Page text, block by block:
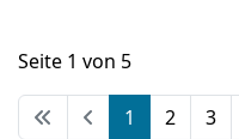
Seite 1 von 5
1 2 3